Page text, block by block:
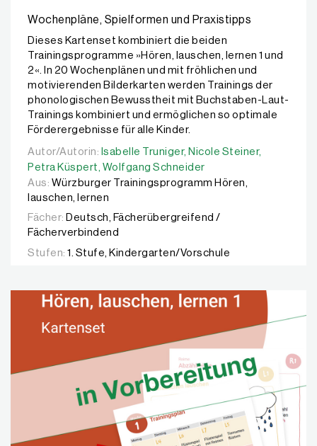
Wochenpläne, Spielformen und Praxistipps
Dieses Kartenset kombiniert die beiden
Trainingsprogramme »Hören, lauschen, lernen 1 und
2«. In 20 Wochenplänen und mit fröhlichen und
motivierenden Bilderkarten werden Trainings der
phonologischen Bewusstheit mit Buchstaben-Laut-
Trainings kombiniert und ermöglichen so optimale
Förderergebnisse für alle Kinder.
Autor/Autorin: Isabelle Truniger, Nicole Steiner,
Autor/Autorin: Isabelle Truniger, Nicole Steiner,
Petra Küspert, Wolfgang Schneider
Aus: Würzburger Trainingsprogramm Hören,
lauschen, lernen
Fächer: Deutsch, Fächerübergreifend /
Fächerverbindend
Stufen: 1. Stufe, Kindergarten/Vorschule